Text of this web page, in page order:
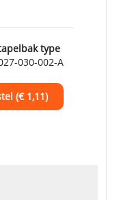
type
030-002-A
(€ 1,11)